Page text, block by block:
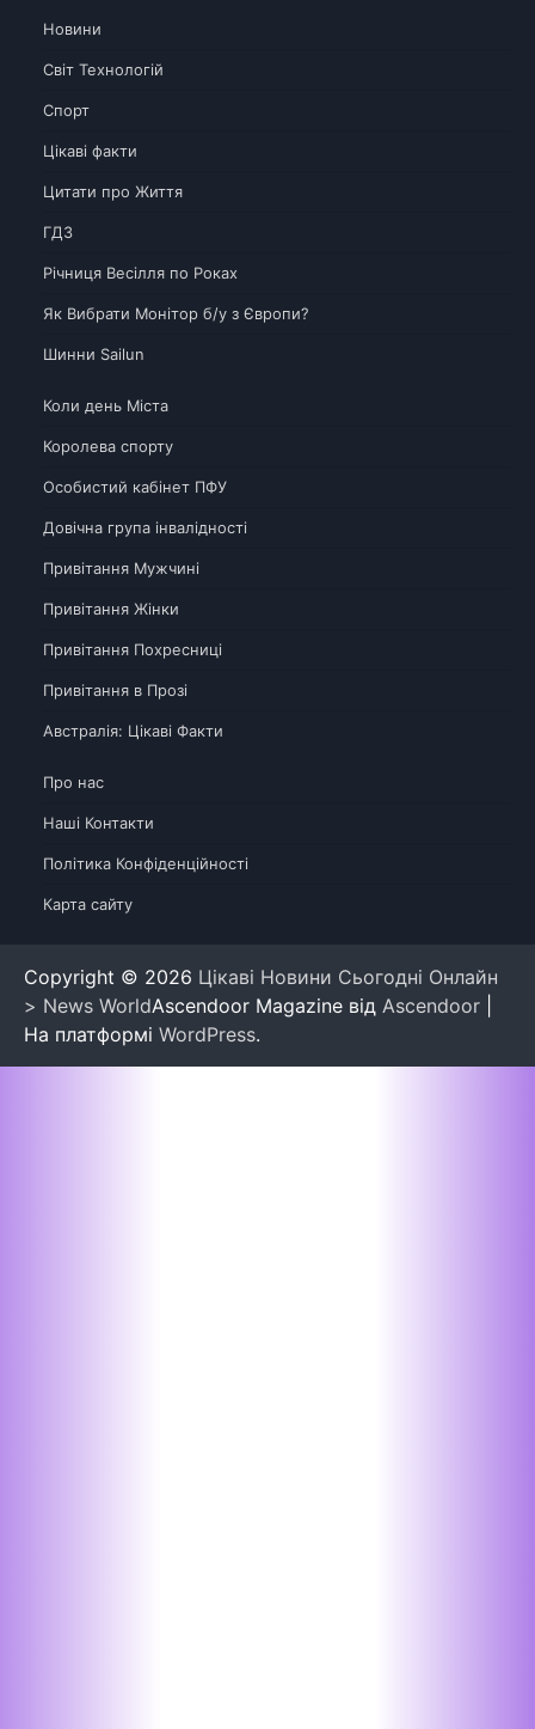
Новини
Світ Технологій
Спорт
Цікаві факти
Цитати про Життя
ГДЗ
Річниця Весілля по Роках
Як Вибрати Монітор б/у з Європи?
Шинни Sailun
Коли день Міста
Королева спорту
Особистий кабінет ПФУ
Довічна група інвалідності
Привітання Мужчині
Привітання Жінки
Привітання Похресниці
Привітання в Прозі
Австралія: Цікаві Факти
Про нас
Наші Контакти
Політика Конфіденційності
Карта сайту
Copyright © 2026 Цікаві Новини Сьогодні Онлайн
> News WorldAscendoor Magazine від Ascendoor
На платформі WordPress.